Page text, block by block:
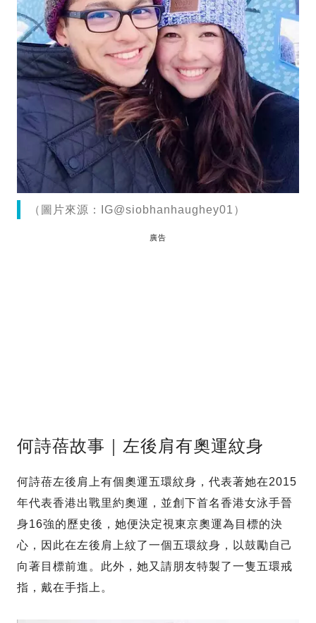
（圖片來源：IG@siobhanhaughey01）
廣告
何詩蓓故事｜左後肩有奧運紋身
何詩蓓左後肩上有個奧運五環紋身，代表著她在2015
年代表香港出戰里約奧運，並創下首名香港女泳手晉
身16強的歷史後，她便決定視東京奧運為目標的決
心，因此在左後肩上紋了一個五環紋身，以鼓勵自己
向著目標前進。此外，她又請朋友特製了一隻五環戒
指，戴在手指上。